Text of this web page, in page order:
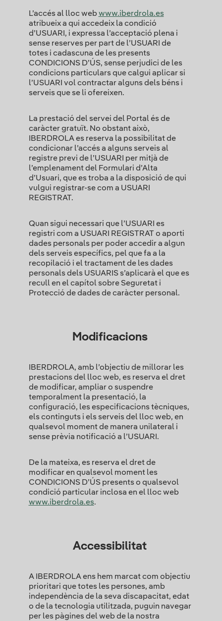
L’accés al lloc web www.iberdrola.es
atribueix a qui accedeix la condició
d’USUARI, i expressa l’acceptació plena i
sense reserves per part de l’USUARI de
totes i cadascuna de les presents
CONDICIONS D’ÚS, sense perjudici de les
condicions particulars que calgui aplicar si
l’USUARI vol contractar alguns dels béns i
serveis que se li ofereixen.
La prestació del servei del Portal és de
caràcter gratuït. No obstant això,
IBERDROLA es reserva la possibilitat de
condicionar l’accés a alguns serveis al
registre previ de l’USUARI per mitjà de
l’emplenament del Formulari d’Alta
d’Usuari, que es troba a la disposició de qui
vulgui registrar-se com a USUARI
REGISTRAT.
Quan sigui necessari que l’USUARI es
registri com a USUARI REGISTRAT o aporti
dades personals per poder accedir a algun
dels serveis específics, pel que fa a la
recopilació i el tractament de les dades
personals dels USUARIS s’aplicarà el que es
recull en el capítol sobre Seguretat i
Protecció de dades de caràcter personal.
Modificacions
IBERDROLA, amb l’objectiu de millorar les
prestacions del lloc web, es reserva el dret
de modificar, ampliar o suspendre
temporalment la presentació, la
configuració, les especificacions tècniques,
els continguts i els serveis del lloc web, en
qualsevol moment de manera unilateral i
sense prèvia notificació a l’USUARI.
De la mateixa, es reserva el dret de
modificar en qualsevol moment les
CONDICIONS D’ÚS presents o qualsevol
condició particular inclosa en el lloc web
www.iberdrola.es.
Accessibilitat
A IBERDROLA ens hem marcat com objectiu
prioritari que totes les persones, amb
independència de la seva discapacitat, edat
o de la tecnologia utilitzada, puguin navegar
per les pàgines del web de la nostra